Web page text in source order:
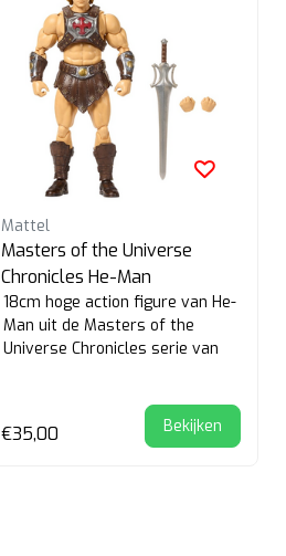
Mattel
Masters of the Universe
Chronicles He-Man
18cm hoge action figure van He-
Man uit de Masters of the
Universe Chronicles serie van
€35,00 Bekijken